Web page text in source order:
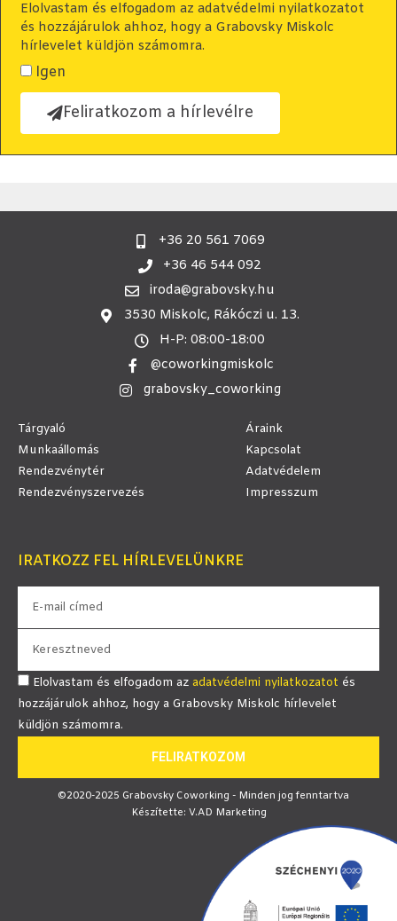
Elolvastam és elfogadom az adatvédelmi nyilatkozatot
és hozzájárulok ahhoz, hogy a Grabovsky Miskolc
hírlevelet küldjön számomra.
Igen
Feliratkozom a hírlevélre
+36 20 561 7069
+36 46 544 092
iroda@grabovsky.hu
3530 Miskolc, Rákóczi u. 13.
H-P: 08:00-18:00
@coworkingmiskolc
grabovsky_coworking
Tárgyaló
Munkaállomás
Rendezvénytér
Rendezvényszervezés
Áraink
Kapcsolat
Adatvédelem
Impresszum
IRATKOZZ FEL HÍRLEVELÜNKRE
Elolvastam és elfogadom az adatvédelmi nyilatkozatot és
hozzájárulok ahhoz, hogy a Grabovsky Miskolc hírlevelet
küldjön számomra.
FELIRATKOZOM
©2020-2025 Grabovsky Coworking - Minden jog fenntartva
Készítette: V.AD Marketing